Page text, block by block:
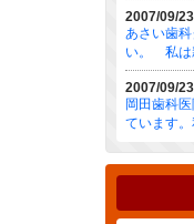
2007/09/23
あさい歯
い。 私は
2007/09/23
岡田歯科
ています